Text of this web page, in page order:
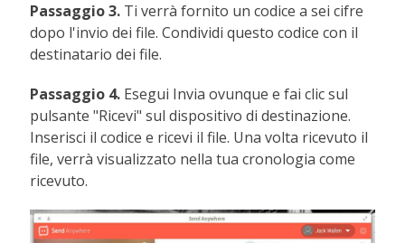
Passaggio 3. Ti verrà fornito un codice a sei cifre
dopo l'invio dei file. Condividi questo codice con il
destinatario dei file.
Passaggio 4. Esegui Invia ovunque e fai clic sul
pulsante "Ricevi" sul dispositivo di destinazione.
Inserisci il codice e ricevi il file. Una volta ricevuto il
file, verrà visualizzato nella tua cronologia come
ricevuto.